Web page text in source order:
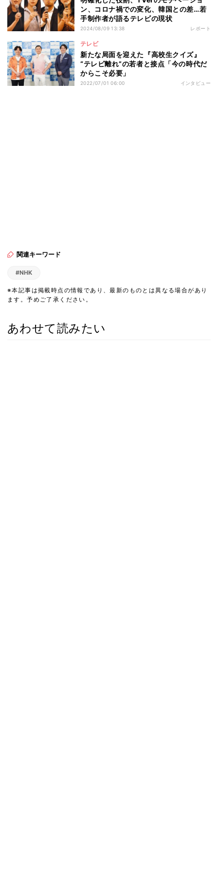
ン、コロナ禍での変化、韓国との差…若
手制作者が語るテレビの現状
2024/08/09 13:38 レポート
テレビ
新たな局面を迎えた『高校生クイズ』
“テレビ離れ”の若者と接点「今の時代だ
からこそ必要」
2022/07/01 06:00 インタビュー
関連キーワード
#NHK
※本記事は掲載時点の情報であり、最新のものとは異なる場合があり
ます。予めご了承ください。
あわせて読みたい